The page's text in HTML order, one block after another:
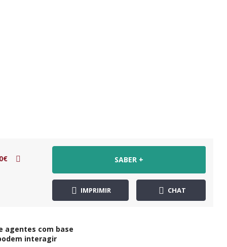
SABER +
IMPRIMIR CHAT
agentes com base
interagir